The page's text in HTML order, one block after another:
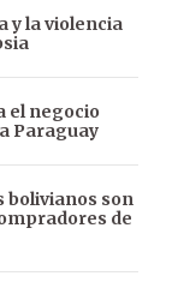
y la violencia
el negocio
Paraguay
bolivianos son
de